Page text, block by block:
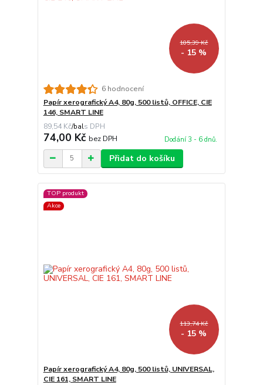
105,39 Kč
- 15 %
6 hodnocení
Papír xerografický A4, 80g, 500 listů, OFFICE, CIE
146, SMART LINE
89,54 Kč/bal
74,00 Kč bez DPH Dodání 3 - 6 dnů.
Přidat do košíku
TOP produkt
Akce
113,74 Kč
- 15 %
Papír xerografický A4, 80g, 500 listů, UNIVERSAL,
CIE 161, SMART LINE